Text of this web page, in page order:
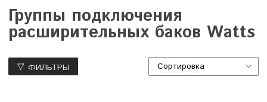
Группы подключения
расширительных баков Watts
ФИЛЬТРЫ